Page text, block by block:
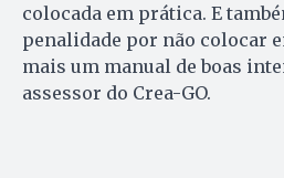
colocada em prática. E
penalidade por não colocar
mais um manual de boas
assessor do Crea-GO.